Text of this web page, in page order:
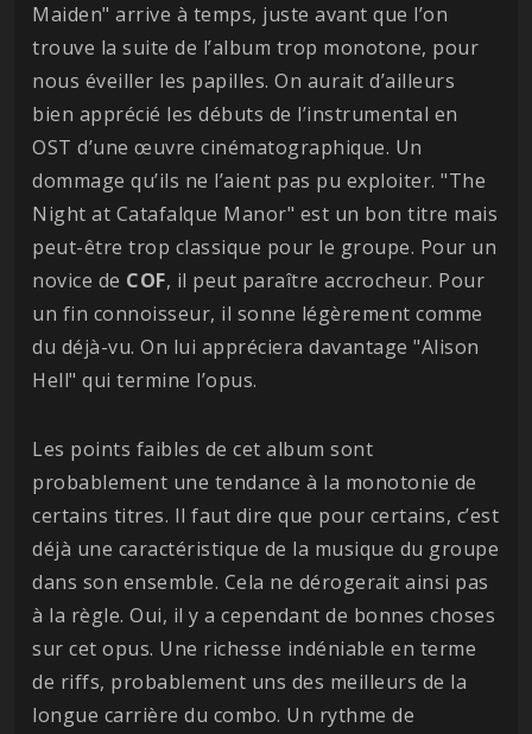
Maiden" arrive à temps, juste avant que l’on
trouve la suite de l’album trop monotone, pour
nous éveiller les papilles. On aurait d’ailleurs
bien apprécié les débuts de l’instrumental en
OST d’une œuvre cinématographique. Un
dommage qu’ils ne l’aient pas pu exploiter. "The
Night at Catafalque Manor" est un bon titre mais
peut-être trop classique pour le groupe. Pour un
novice de COF, il peut paraître accrocheur. Pour
un fin connoisseur, il sonne légèrement comme
du déjà-vu. On lui appréciera davantage "Alison
Hell" qui termine l’opus.
Les points faibles de cet album sont
probablement une tendance à la monotonie de
certains titres. Il faut dire que pour certains, c’est
déjà une caractéristique de la musique du groupe
dans son ensemble. Cela ne dérogerait ainsi pas
à la règle. Oui, il y a cependant de bonnes choses
sur cet opus. Une richesse indéniable en terme
de riffs, probablement uns des meilleurs de la
longue carrière du combo. Un rythme de